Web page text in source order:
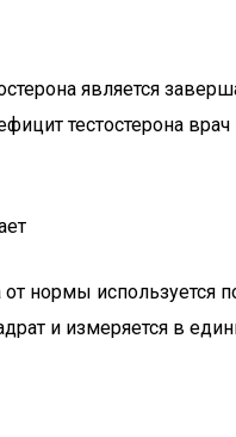
является
тестостерона
нормы используется
и измеряется в